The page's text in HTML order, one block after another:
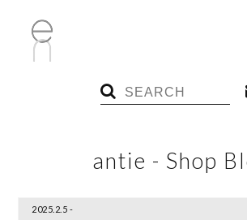
antie - Shop
2025.2.5 -